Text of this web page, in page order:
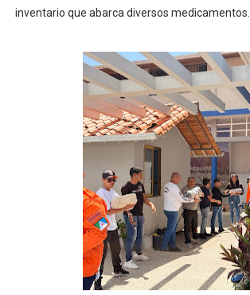
inventario que abarca diversos medicamentos.